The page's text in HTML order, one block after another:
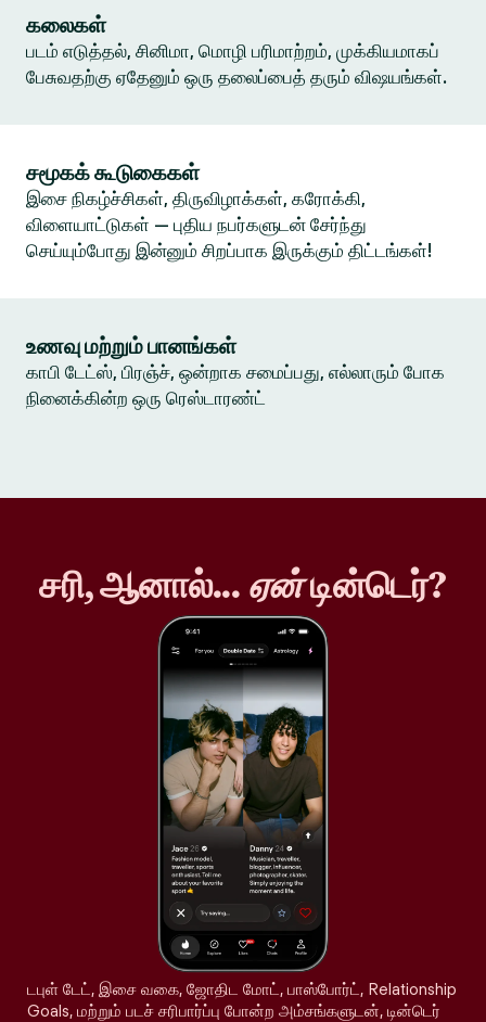
கலைகள்
படம் எடுத்தல், சினிமா, மொழி பரிமாற்றம், முக்கியமாகப்
பேசுவதற்கு ஏதேனும் ஒரு தலைப்பைத் தரும் விஷயங்கள்.
சமூகக் கூடுகைகள்
இசை நிகழ்ச்சிகள், திருவிழாக்கள், கரோக்கி,
விளையாட்டுகள் — புதிய நபர்களுடன் சேர்ந்து
செய்யும்போது இன்னும் சிறப்பாக இருக்கும் திட்டங்கள்!
உணவு மற்றும் பானங்கள்
காபி டேட்ஸ், பிரஞ்ச், ஒன்றாக சமைப்பது, எல்லாரும் போக
நினைக்கின்ற ஒரு ரெஸ்டாரண்ட்
சரி, ஆனால்... ஏன்டின்டெர்?
டபுள் டேட், இசை வகை, ஜோதிட மோட், பாஸ்போர்ட், Relationship
Goals, மற்றும் படச் சரிபார்ப்பு போன்ற அம்சங்களுடன், டின்டெர்